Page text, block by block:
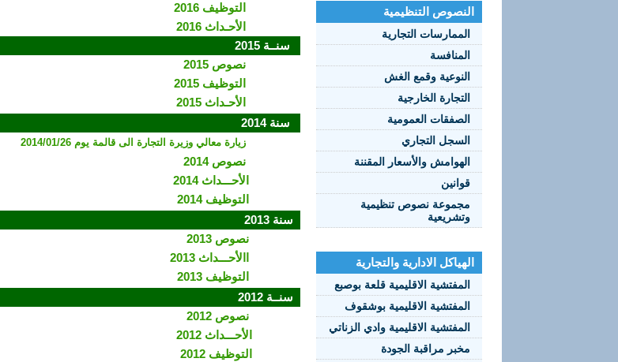
النصوص التنظيمية
الممارسات التجارية
المنافسة
النوعية وقمع الغش
التجارة الخارجية
الصفقات العمومية
السجل التجاري
الهوامش والأسعار المقننة
قوانين
مجموعة نصوص تنظيمية
وتشريعية
الهياكل الادارية والتجارية
المفتشية الاقليمية قلعة بوصبع
المفتشية الاقليمية بوشقوف
المفتشية الاقليمية وادي الزناتي
مخبر مراقبة الجودة
التوظيف 2016
الأحـداث 2016
سنــة 2015
نصوص 2015
التوظيف 2015
الأحـداث 2015
سنة 2014
زيارة معالي وزيرة التجارة الى قالمة يوم 2014/01/26
نصوص 2014
الأحـــداث 2014
التوظيف 2014
سنة 2013
نصوص 2013
الأحـــداث 2013
التوظيف 2013
سنــة 2012
نصوص 2012
الأحـــداث 2012
التوظيف 2012